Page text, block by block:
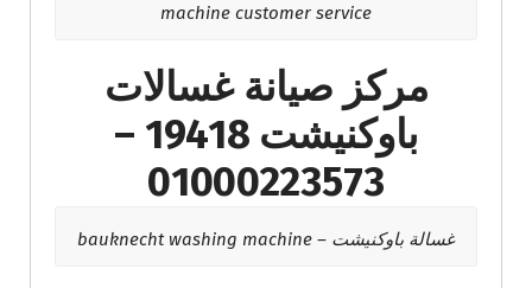
machine customer service
مركز صيانة غسالات
باوكنيشت 19418 –
01000223573
غسالة باوكنيشت – bauknecht washing machine